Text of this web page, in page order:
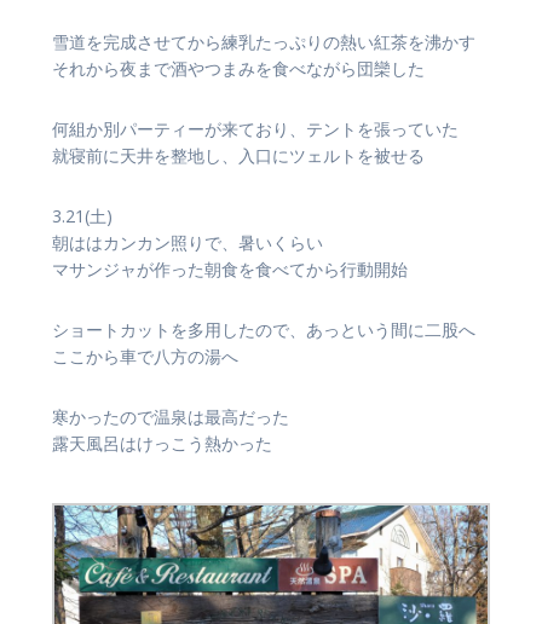
雪道を完成させてから練乳たっぷりの熱い紅茶を沸かす
それから夜まで酒やつまみを食べながら団欒した
何組か別パーティーが来ており、テントを張っていた
就寝前に天井を整地し、入口にツェルトを被せる
3.21(土)
朝ははカンカン照りで、暑いくらい
マサンジャが作った朝食を食べてから行動開始
ショートカットを多用したので、あっという間に二股へ
ここから車で八方の湯へ
寒かったので温泉は最高だった
露天風呂はけっこう熱かった